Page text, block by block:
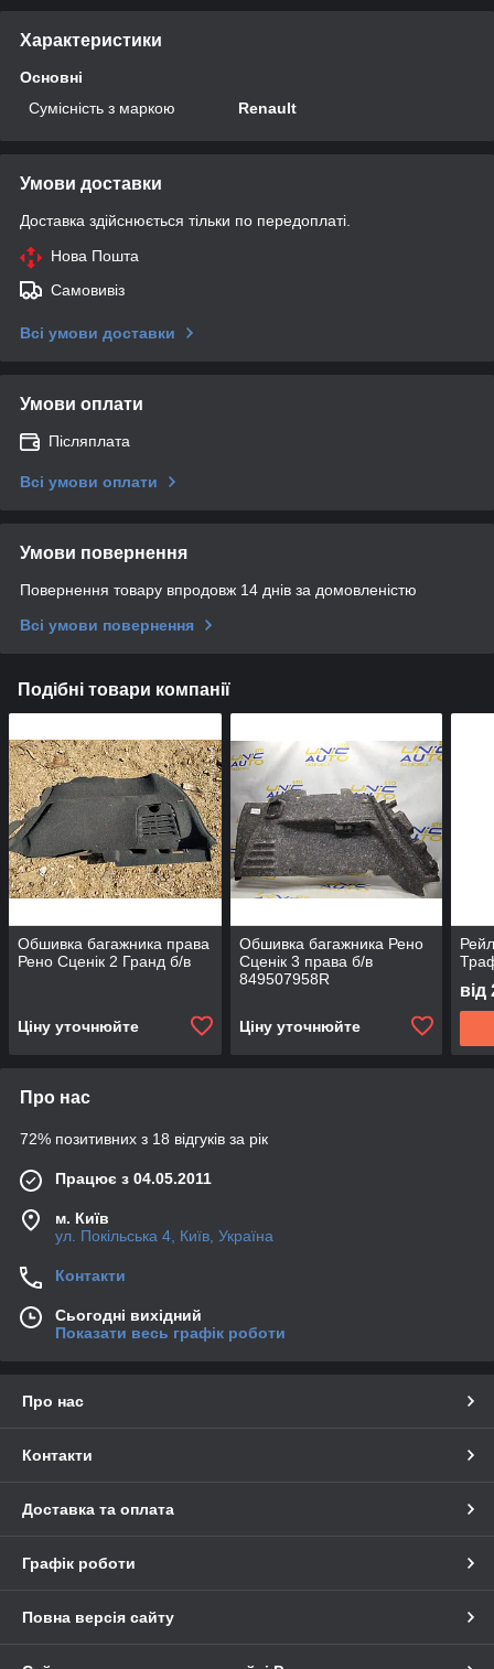
Характеристики
Основні
Сумісність з маркою
Renault
Умови доставки
Доставка здійснюється тільки по передоплаті.
Нова Пошта
Самовивіз
Всі умови доставки
Умови оплати
Післяплата
Всі умови оплати
Умови повернення
Повернення товару впродовж 14 днів за домовленістю
Всі умови повернення
Подібні товари компанії
Обшивка багажника права
Рено Сценік 2 Гранд б/в
Ціну уточнюйте
Обшивка багажника Рено
Сценік 3 права б/в
849507958R
Ціну уточнюйте
від
Про нас
72% позитивних з 18 відгуків за рік
Працює з 04.05.2011
м. Київ
ул. Покільська 4, Київ, Україна
Контакти
Сьогодні вихідний
Показати весь графік роботи
Про нас
Контакти
Доставка та оплата
Графік роботи
Повна версія сайту